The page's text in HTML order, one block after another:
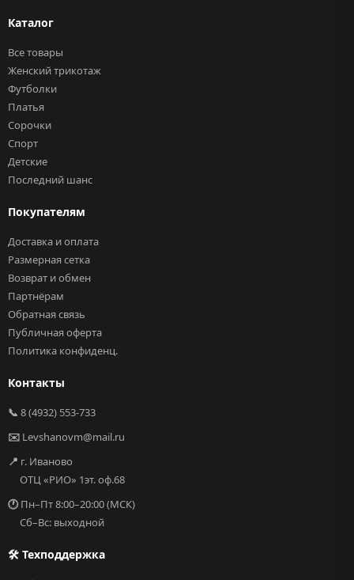
Каталог
Все товары
Женский трикотаж
Футболки
Платья
Сорочки
Спорт
Детские
Последний шанс
Покупателям
Доставка и оплата
Размерная сетка
Возврат и обмен
Партнёрам
Обратная связь
Публичная оферта
Политика конфиденц.
Контакты
📞 8 (4932) 553-733
✉️ Levshanovm@mail.ru
📍 г. Иваново
ОТЦ «РИО» 1эт. оф.68
🕐Пн–Пт 8:00–20:00 (МСК)
Сб–Вс: выходной
🛠 Техподдержка